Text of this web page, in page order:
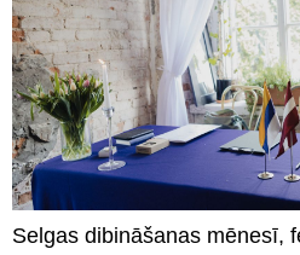
Selgas dibināšanas mēnesī,